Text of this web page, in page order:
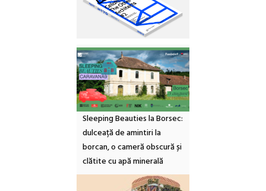
Sleeping Beauties la Borsec:
dulceață de amintiri la
borcan, o cameră obscură și
clătite cu apă minerală